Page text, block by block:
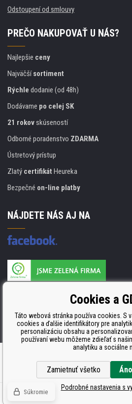
Odstoupení od smlouvy
PREČO NAKUPOVAŤ U NÁS?
Najlepšie ceny
Najväčšísortiment
Rýchle dodanie (od 48h)
Dodávame po celej SK
21 rokovskúseností
Odborné poradenstvo ZDARMA
Ústretový prístup
Zlatý certifikát Heureka
Bezpečné on-line platby
NÁJDETE NÁS AJ NA
ISO 9001, ISO 14001 a STMC.
Ecommerce solutions
© Copyright CDRmarket.sk
Cookies a
Táto webová stránka používa cookies. S
cookies a ďalšie identifikátory pre
personalizáciu obsahu a
používaní webu môžeme zdieľať s
analytiku a sociálne
Zamietnuť všetko
Podrobné nastavenia s
Súkromie